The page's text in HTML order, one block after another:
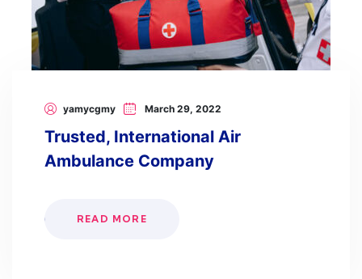
yamycgmy March 29, 2022
Trusted, International Air
Ambulance Company
READ MORE